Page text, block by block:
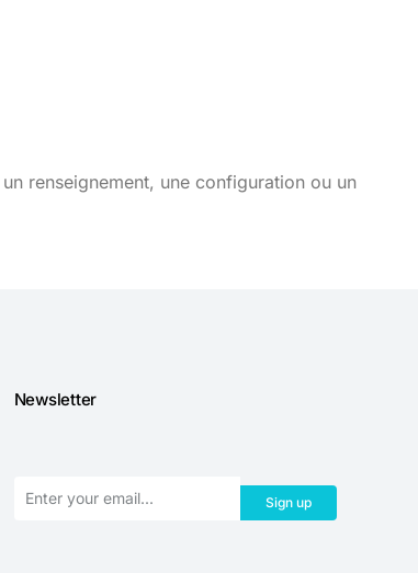
renseignement, une configuration ou un
Newsletter
Sign up